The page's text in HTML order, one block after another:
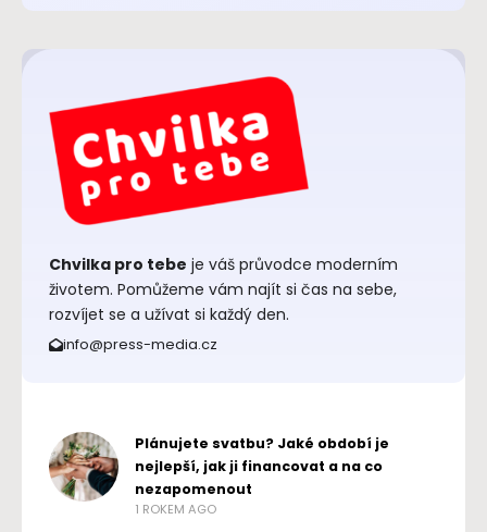
Chvilka pro tebe je váš průvodce moderním
životem. Pomůžeme vám najít si čas na sebe,
rozvíjet se a užívat si každý den.
info@press-media.cz
Plánujete svatbu? Jaké období je
nejlepší, jak ji financovat a na co
nezapomenout
1 ROKEM AGO